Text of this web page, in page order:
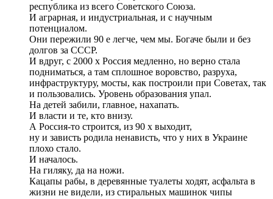
республика из всего Советского Союза.
И аграрная, и индустриальная, и с научным
потенциалом.
Они пережили 90 е легче, чем мы. Богаче были и без
долгов за СССР.
И вдруг, с 2000 х Россия медленно, но верно стала
подниматься, а там сплошное воровство, разруха,
инфраструктуру, мосты, как построили при Советах, так
и пользовались. Уровень образования упал.
На детей забили, главное, нахапать.
И власти и те, кто внизу.
А Россия-то строится, из 90 х выходит,
ну и зависть родила ненависть, что у них в Украине
плохо стало.
И началось.
На гиляку, да на ножи.
Кацапы рабы, в деревянные туалеты ходят, асфальта в
жизни не видели, из стиральных машинок чипы